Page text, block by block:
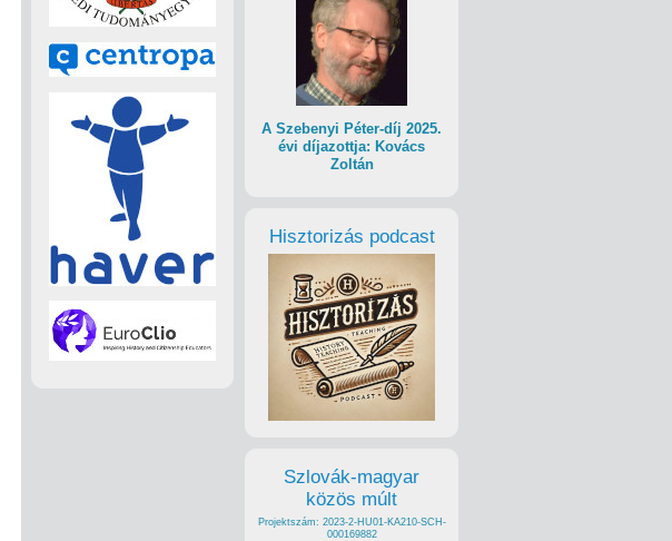
A Szebenyi Péter-díj 2025.
évi díjazottja: Kovács
Zoltán
Hisztorizás podcast
Szlovák-magyar
közös múlt
Projektszám: 2023-2-HU01-KA210-SCH-
000169882